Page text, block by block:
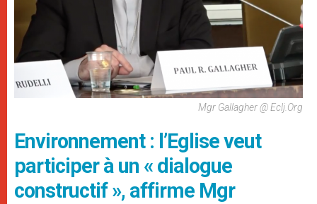
Mgr Gallagher @ Eclj.org
Environnement : l’Eglise veut
participer à un « dialogue
constructif », affirme Mgr